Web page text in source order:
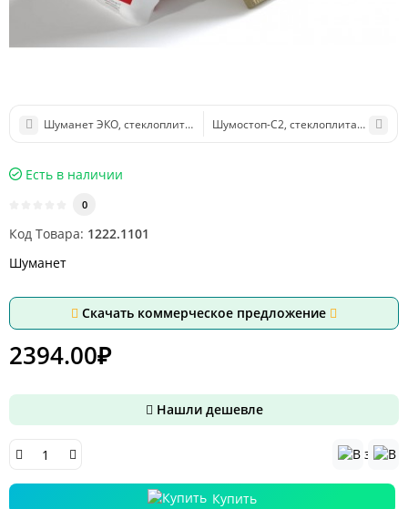
Шуманет ЭКО, стеклоплита НГ, 1250х600х50, в упаковке 4шт. /
Шумостоп-С2, стеклоплита,
Есть в наличии
0
Код Товара: 1222.1101
Шуманет
Скачать коммерческое предложение
2394.00₽
Нашли дешевле
Купить